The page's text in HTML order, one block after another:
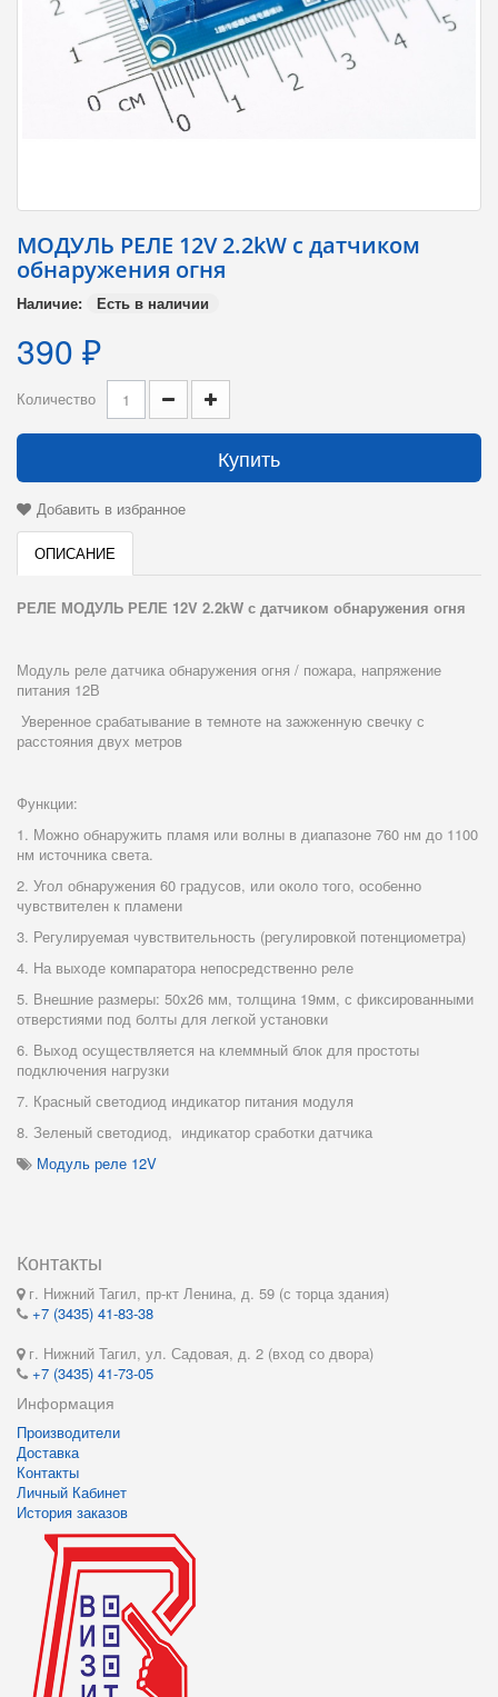
МОДУЛЬ РЕЛЕ 12V 2.2kW с датчиком
обнаружения огня
Наличие: Есть в наличии
390 ₽
Количество
Купить
Добавить в избранное
ОПИСАНИЕ
РЕЛЕ МОДУЛЬ РЕЛЕ 12V 2.2kW с датчиком обнаружения огня
Модуль реле датчика обнаружения огня / пожара, напряжение
питания 12В
Уверенное срабатывание в темноте на зажженную свечку с
расстояния двух метров
Функции:
1. Можно обнаружить пламя или волны в диапазоне 760 нм до 1100
нм источника света.
2. Угол обнаружения 60 градусов, или около того, особенно
чувствителен к пламени
3. Регулируемая чувствительность (регулировкой потенциометра)
4. На выходе компаратора непосредственно реле
5. Внешние размеры: 50x26 мм, толщина 19мм, с фиксированными
отверстиями под болты для легкой установки
6. Выход осуществляется на клеммный блок для простоты
подключения нагрузки
7. Красный светодиод индикатор питания модуля
8. Зеленый светодиод, индикатор сработки датчика
Модуль реле 12V
Контакты
г. Нижний Тагил, пр-кт Ленина, д. 59 (с торца здания)
+7 (3435) 41-83-38
г. Нижний Тагил, ул. Садовая, д. 2 (вход со двора)
+7 (3435) 41-73-05
Информация
Производители
Доставка
Контакты
Личный Кабинет
История заказов